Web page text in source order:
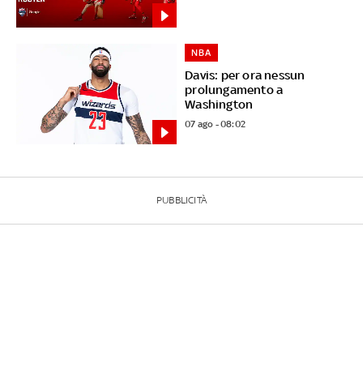
Davis: per ora nessun
prolungamento a
Washington
NBA
07 ago - 08:02
PUBBLICITÀ